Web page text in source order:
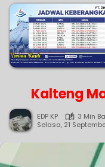
Kalteng
EDP KP
3 Min
Selasa, 21